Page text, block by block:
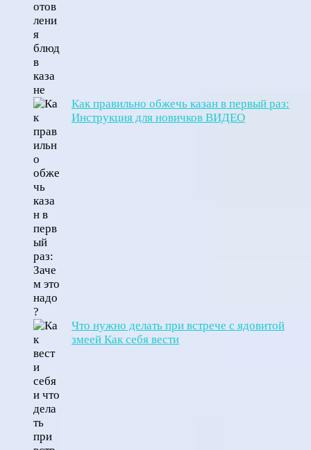
Как правильно обжечь казан в первый раз:
Инструкция для новичков ВИДЕО
Что нужно делать при встрече с ядовитой
змеей Как себя вести